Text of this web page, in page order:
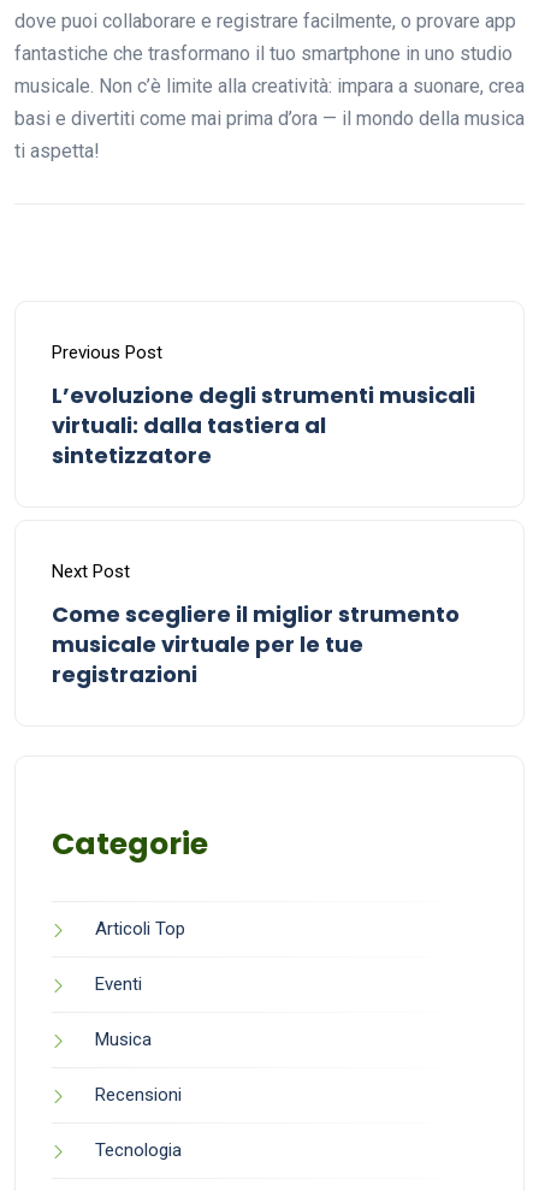
dove puoi collaborare e registrare facilmente, o provare app
fantastiche che trasformano il tuo smartphone in uno studio
musicale. Non c’è limite alla creatività: impara a suonare, crea
basi e divertiti come mai prima d’ora — il mondo della musica
ti aspetta!
Previous Post
L’evoluzione degli strumenti musicali
virtuali: dalla tastiera al
sintetizzatore
Next Post
Come scegliere il miglior strumento
musicale virtuale per le tue
registrazioni
Categorie
Articoli Top
Eventi
Musica
Recensioni
Tecnologia